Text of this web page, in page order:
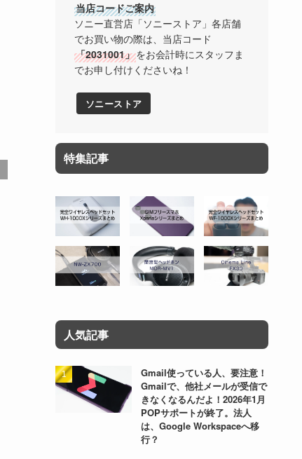
当店コードご案内
ソニー直営店「ソニーストア」各店舗
でお買い物の際は、当店コード
「2031001」をお会計時にスタッフま
でお申し付けくださいね！
ソニーストア
特集記事
人気記事
Gmail使っている人、要注意！
Gmailで、他社メールが受信で
きなくなるんだよ！2026年1月
POPサポートが終了。法人
は、Google Workspaceへ移
行？